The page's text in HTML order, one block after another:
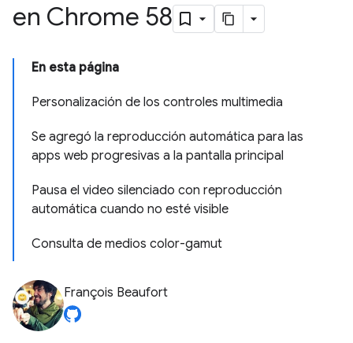
en Chrome 58
En esta página
Personalización de los controles multimedia
Se agregó la reproducción automática para las
apps web progresivas a la pantalla principal
Pausa el video silenciado con reproducción
automática cuando no esté visible
Consulta de medios color-gamut
François Beaufort